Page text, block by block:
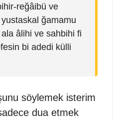
reğâibü ve
ğamamu
âlihi ve sahbihi fi
bi adedi külli
söylemek isterim
dua etmek